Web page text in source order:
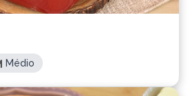
Médio